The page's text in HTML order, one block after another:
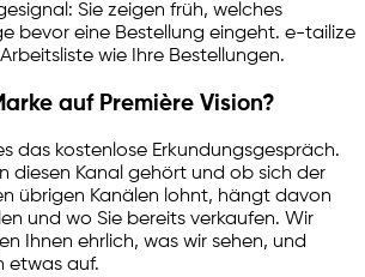
Sie zeigen früh, welches
bevor eine Bestellung eingeht. e-tailize
wie Ihre Bestellungen.
auf Première Vision?
das kostenlose Erkundungsgespräch.
diesen Kanal gehört und ob sich der
übrigen Kanälen lohnt, hängt davon
und wo Sie bereits verkaufen. Wir
Ihnen ehrlich, was wir sehen, und
etwas auf.